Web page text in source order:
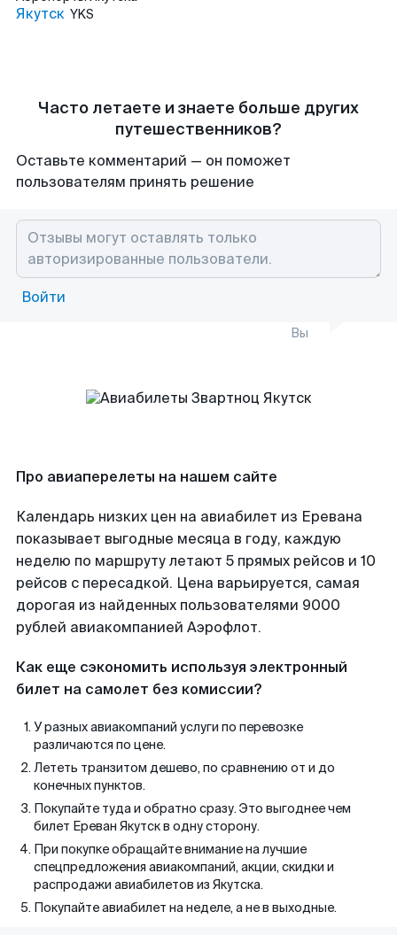
Якутск YKS
Часто летаете и знаете больше других
путешественников?
Оставьте комментарий — он поможет
пользователям принять решение
Войти
Вы
Про авиаперелеты на нашем сайте
Календарь низких цен на авиабилет из Еревана
показывает выгодные месяца в году, каждую
неделю по маршруту летают 5 прямых рейсов и 10
рейсов с пересадкой. Цена варьируется, самая
дорогая из найденных пользователями 9000
рублей авиакомпанией Аэрофлот.
Как еще сэкономить используя электронный
билет на самолет без комиссии?
У разных авиакомпаний услуги по перевозке
различаются по цене.
Лететь транзитом дешево, по сравнению от и до
конечных пунктов.
Покупайте туда и обратно сразу. Это выгоднее чем
билет Ереван Якутск в одну сторону.
При покупке обращайте внимание на лучшие
спецпредложения авиакомпаний, акции, скидки и
распродажи авиабилетов из Якутска.
Покупайте авиабилет на неделе, а не в выходные.